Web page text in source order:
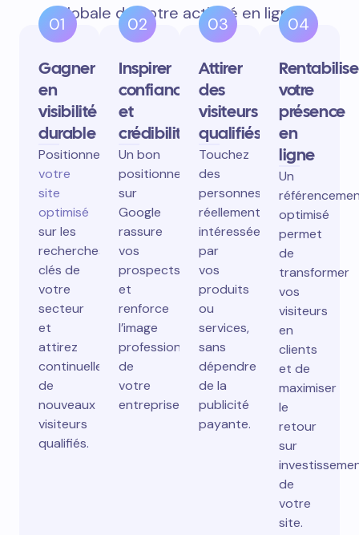
globale de votre activité en ligne.
01
Gagner
en
visibilité
durable
Positionnez
votre
site
optimisé
sur les
recherches
clés de
votre
secteur
et
attirez
continuellement
de
nouveaux
visiteurs
qualifiés.
02
Inspirer
confiance
et
crédibilité
Un bon
positionnement
sur
Google
rassure
vos
prospects
et
renforce
l’image
professionnelle
de
votre
entreprise.
03
Attirer
des
visiteurs
qualifiés
Touchez
des
personnes
réellement
intéressées
par
vos
produits
ou
services,
sans
dépendre
de la
publicité
payante.
04
votre
présence
en
ligne
Un
optimisé
permet
de
transformer
vos
visiteurs
en
clients
et de
maximiser
le
retour
sur
de
votre
site.